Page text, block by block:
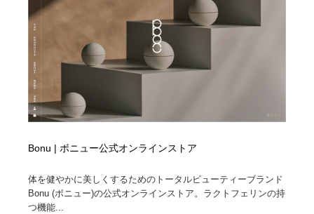
Bonu | ボニュー公式オンラインストア
体を健やかに美しくするためのトータルビューティーブランド
Bonu (ボニュー)の公式オンラインストア。ラクトフェリンの持
つ機能...